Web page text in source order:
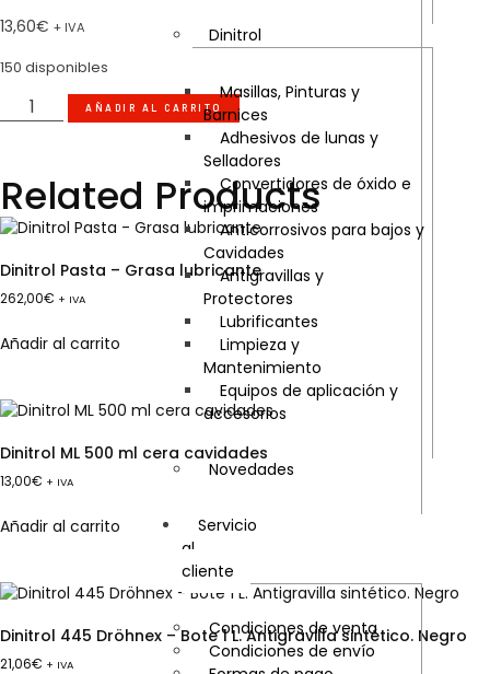
Dinitrol
Masillas, Pinturas y
Barnices
Adhesivos de lunas y
Selladores
Convertidores de óxido e
imprimaciones
Anticorrosivos para bajos y
Cavidades
Antigravillas y
Protectores
Lubrificantes
Limpieza y
Mantenimiento
Equipos de aplicación y
accesorios
Novedades
Servicio
al
cliente
Condiciones de venta
Condiciones de envío
13,60€ + IVA
150 disponibles
AÑADIR AL CARRITO
Related Products
Dinitrol Pasta – Grasa lubricante
262,00€ + IVA
Añadir al carrito
Dinitrol ML 500 ml cera cavidades
13,00€ + IVA
Añadir al carrito
Dinitrol 445 Dröhnex – Bote 1 L. Antigravilla sintético. Negro
21,06€ + IVA